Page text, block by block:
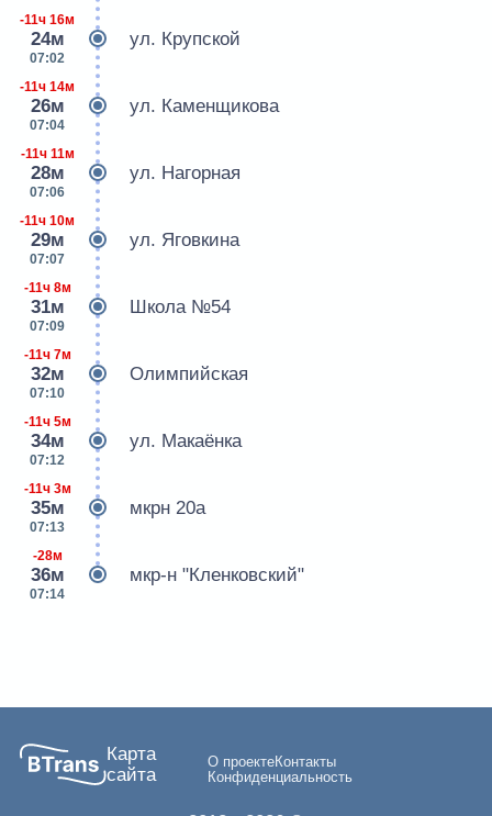
-11ч 16м
24м
07:02
ул. Крупской
-11ч 14м
26м
07:04
ул. Каменщикова
-11ч 11м
28м
07:06
ул. Нагорная
-11ч 10м
29м
07:07
ул. Яговкина
-11ч 8м
31м
07:09
Школа №54
-11ч 7м
32м
07:10
Олимпийская
-11ч 5м
34м
07:12
ул. Макаёнка
-11ч 3м
35м
07:13
мкрн 20а
-28м
36м
07:14
мкр-н "Кленковский"
Карта
сайта
О проектеКонтакты
Конфиденциальность